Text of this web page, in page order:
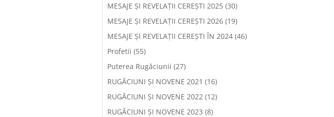
MESAJE ȘI REVELAȚII CEREȘTI 2025(30)
MESAJE ȘI REVELAȚII CEREȘTI 2026(19)
MESAJE ȘI REVELAȚII CEREȘTI ÎN 2024(46)
Profetii (55)
Puterea Rugăciunii (27)
RUGĂCIUNI ȘI NOVENE 2021 (16)
RUGĂCIUNI ȘI NOVENE 2022 (12)
RUGĂCIUNI ȘI NOVENE 2023 (8)